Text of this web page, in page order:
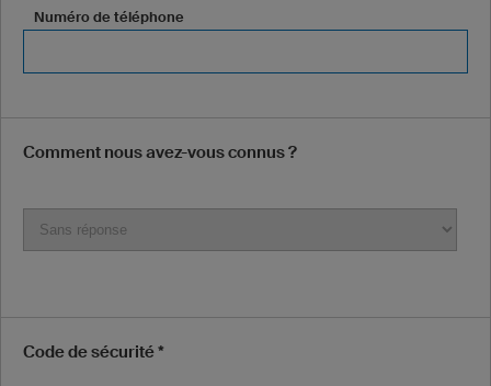
Numéro de téléphone
Comment nous avez-vous connus ?
Code de sécurité *